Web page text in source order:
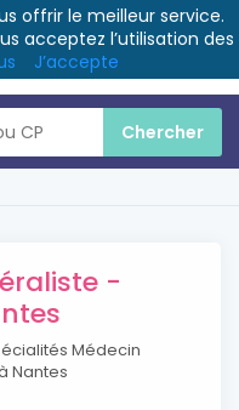
-
Médecin
Nantes
offrir le meilleur service.
acceptez l’utilisation des
J’accepte